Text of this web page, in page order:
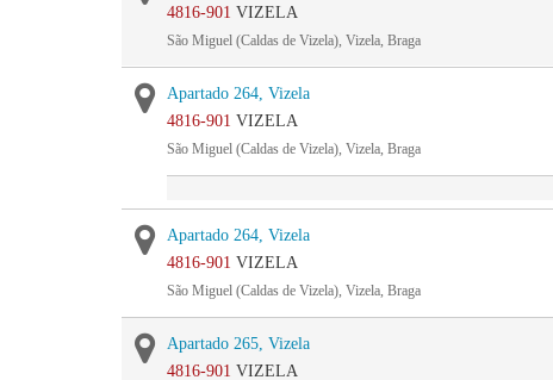
4816-901 VIZELA
São Miguel (Caldas de Vizela), Vizela, Braga
Apartado 264, Vizela
4816-901 VIZELA
São Miguel (Caldas de Vizela), Vizela, Braga
Apartado 264, Vizela
4816-901 VIZELA
São Miguel (Caldas de Vizela), Vizela, Braga
Apartado 265, Vizela
4816-901 VIZELA